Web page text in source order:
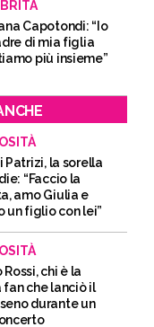
Capotondi: “Io
di mia figlia
più insieme”
Patrizi, la sorella
“Faccio la
amo Giulia e
un figlio con lei”
Rossi, chi è la
fan che lanciò il
durante un